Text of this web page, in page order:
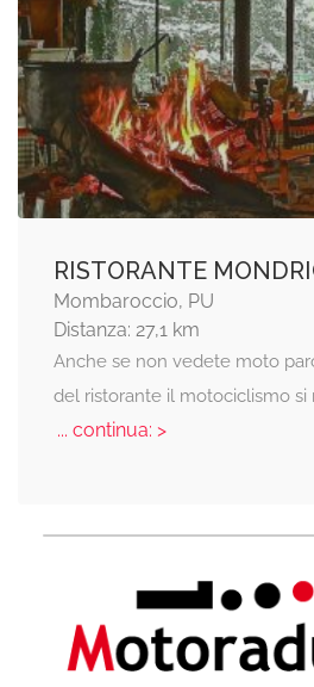
RISTORANTE
Mombaroccio, PU
Distanza: 27,1 km
Anche se non vedete moto
del ristorante il motociclismo si
... continua: >